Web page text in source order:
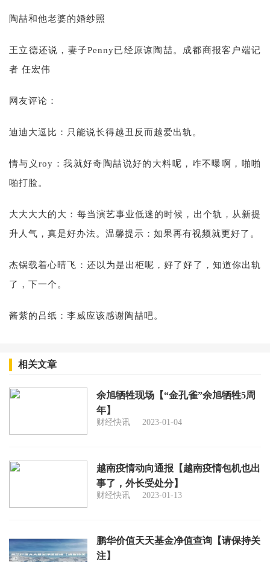
陶喆和他老婆的婚纱照
王立德还说，妻子Penny已经原谅陶喆。成都商报客户端记
者 任宏伟
网友评论：
迪迪大逗比：只能说长得越丑反而越爱出轨。
情与义roy：我就好奇陶喆说好的大料呢，咋不曝啊，啪啪
啪打脸。
大大大大的大：每当演艺事业低迷的时候，出个轨，从新提
升人气，真是好办法。温馨提示：如果再有视频就更好了。
杰锅载着心晴飞：还以为是出柜呢，好了好了，知道你出轨
了，下一个。
酱紫的吕纸：李威应该感谢陶喆吧。
相关文章
余旭牺牲现场【“金孔雀”余旭牺牲5周
年】
财经快讯 2023-01-04
越南疫情动向通报【越南疫情包机也出
事了，外长受处分】
财经快讯 2023-01-13
鹏华价值天天基金净值查询【请保持关
注】